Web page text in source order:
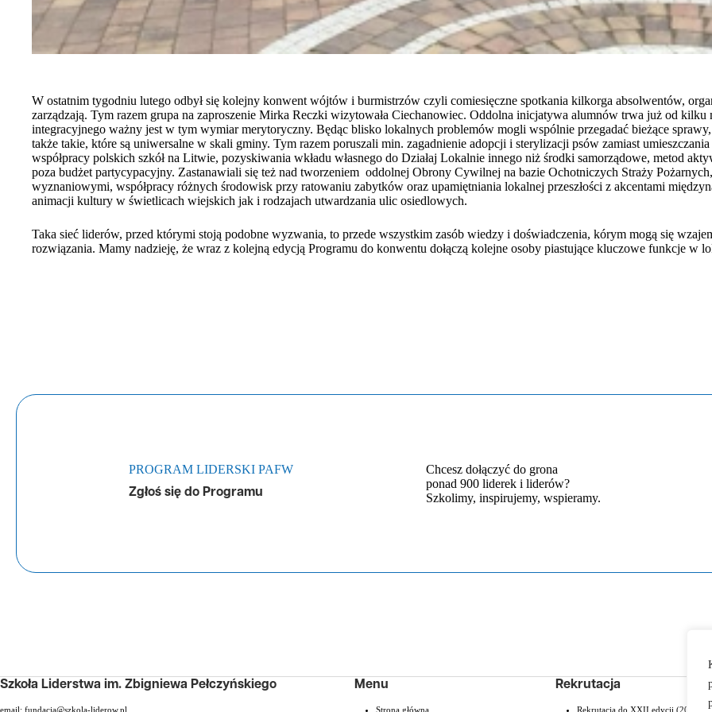
W ostatnim tygodniu lutego odbył się kolejny konwent wójtów i burmistrzów czyli comiesięczne spotkania kilkorga absolwentów,
zarządzają. Tym razem grupa na zaproszenie Mirka Reczki wizytowała Ciechanowiec. Oddolna inicjatywa alumnów trwa już od
integracyjnego ważny jest w tym wymiar merytoryczny. Będąc blisko lokalnych problemów mogli wspólnie przegadać bieżące
także takie, które są uniwersalne w skali gminy. Tym razem poruszali min. zagadnienie adopcji i sterylizacji psów zamiast
współpracy polskich szkół na Litwie, pozyskiwania wkładu własnego do Działaj Lokalnie innego niż środki samorządowe, metod
poza budżet partycypacyjny. Zastanawiali się też nad tworzeniem oddolnej Obrony Cywilnej na bazie Ochotniczych Straży
wyznaniowymi, współpracy różnych środowisk przy ratowaniu zabytków oraz upamiętniania lokalnej przeszłości z akcentami
animacji kultury w świetlicach wiejskich jak i rodzajach utwardzania ulic osiedlowych.
Taka sieć liderów, przed którymi stoją podobne wyzwania, to przede wszystkim zasób wiedzy i doświadczenia, kórym mogą się
rozwiązania. Mamy nadzieję, że wraz z kolejną edycją Programu do konwentu dołączą kolejne osoby piastujące kluczowe funkcje w
PROGRAM LIDERSKI PAFW
Zgłoś się do Programu
Chcesz dołączyć do grona
ponad 900 liderek i liderów?
Szkolimy, inspirujemy, wspieramy.
Szkoła Liderstwa im. Zbigniewa Pełczyńskiego
email: fundacja@szkola-liderow.pl
Menu
Strona główna
Rekrutacja
Rekrutacja do XXII edycji (2026/